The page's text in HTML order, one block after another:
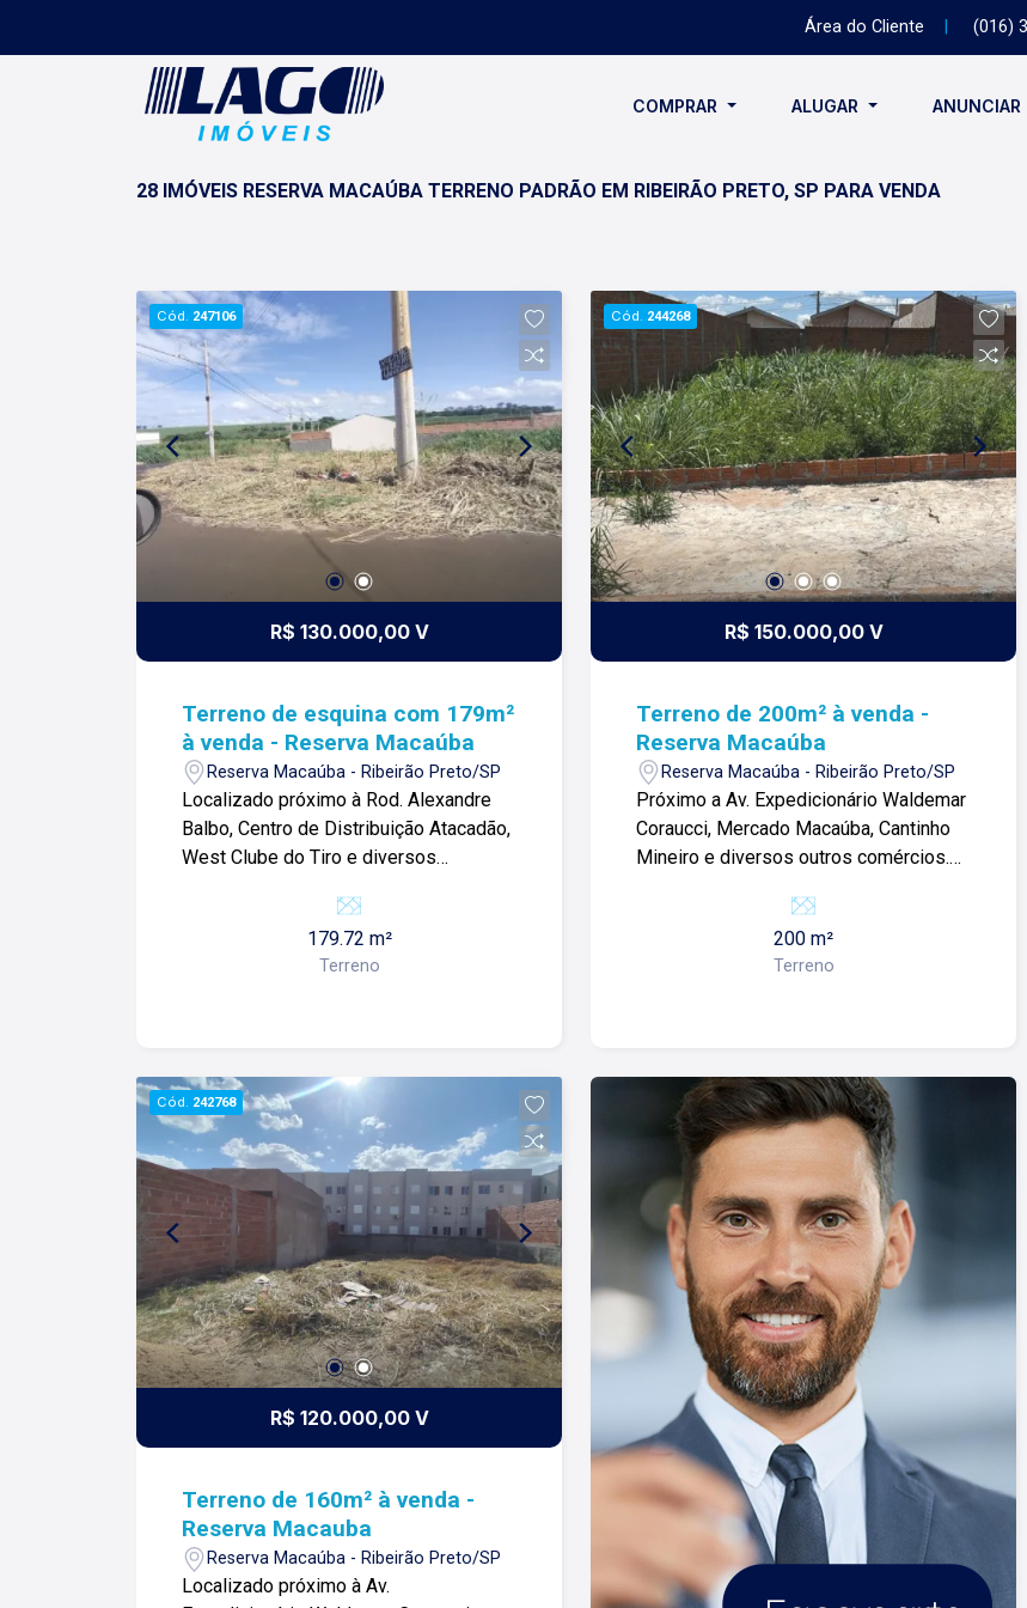
Área do Cliente (016)
COMPRAR ALUGAR ANUNCIAR
28 IMÓVEIS RESERVA MACAÚBA TERRENO PADRÃO EM RIBEIRÃO PRETO, SP PARA VENDA
Cód. 247106
R$ 130.000,00 V
Terreno de esquina com 179m²
à venda - Reserva Macaúba
Reserva Macaúba - Ribeirão Preto/SP
Localizado próximo à Rod. Alexandre
Balbo, Centro de Distribuição Atacadão,
West Clube do Tiro e diversos
Espaço amplo; -De esquina; -Ideal para
agendar visita, entre em contato. Lago
179.72 m²
Terreno
Cód. 244268
R$ 150.000,00 V
Terreno de 200m² à venda -
Reserva Macaúba
Reserva Macaúba - Ribeirão Preto/SP
Próximo a Av. Expedicionário Waldemar
Coraucci, Mercado Macaúba, Cantinho
Mineiro e diversos outros comércios.
plana; -Pronto para construir; -Todo
agendar visita, entre em contato. Lago
200 m²
Terreno
Cód. 242768
R$ 120.000,00 V
Terreno de 160m² à venda -
Reserva Macauba
Reserva Macaúba - Ribeirão Preto/SP
Localizado próximo à Av.